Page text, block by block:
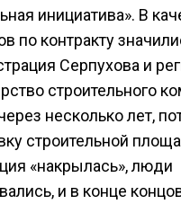
инициатива». В
по контракту
Серпухова и
строительного
несколько лет,
строительной
«накрылась», люди
и в конце